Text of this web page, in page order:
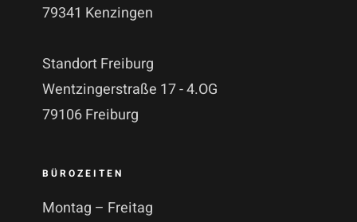
79341 Kenzingen
Standort Freiburg
Wentzingerstraße 17 - 4.OG
79106 Freiburg
BÜROZEITEN
Montag – Freitag